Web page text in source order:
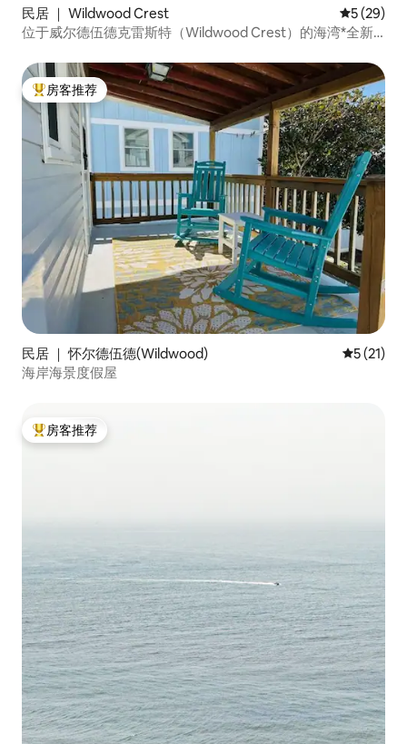
民居 ｜ Wildwood Crest 平均评分
5 (29)
位于威尔德伍德克雷斯特（Wildwood Crest）的海湾*全新*
热门「房客推荐」
房客推荐
民居 ｜ 怀尔德伍德(Wildwood) 平均评分
5 (21)
海岸海景度假屋
热门「房客推荐」
房客推荐